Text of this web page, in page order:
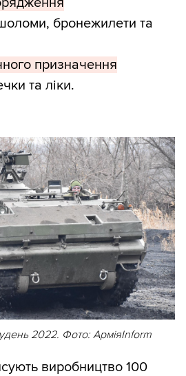
бронежилети та
призначення
та ліки.
2022. Фото: АрміяInform
виробництво 100